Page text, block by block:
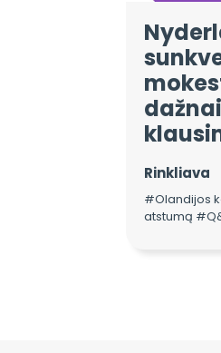
Rinkliava
#Olandijos
atstumą